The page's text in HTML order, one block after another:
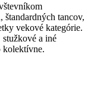
tancov,
vekové kategórie.
a iné
kolektívne.